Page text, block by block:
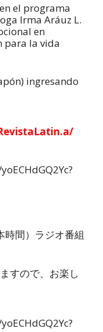
el programa
Irma Aráuz L.
en
para la vida
ingresando
時間）ラジオ番組
すので、お楽し